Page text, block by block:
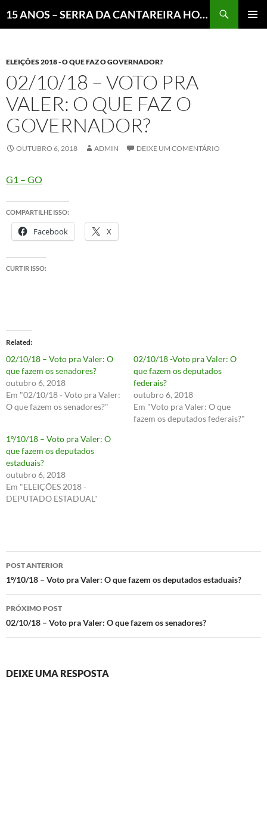
15 ANOS – SERRA DA CANTAREIRA HOJE E COTIDIANO DO BRASIL E DO MUNDO
ELEIÇÕES 2018 - O QUE FAZ O GOVERNADOR?
02/10/18 – VOTO PRA
VALER: O QUE FAZ O
GOVERNADOR?
OUTUBRO 6, 2018 ADMIN DEIXE UM COMENTÁRIO
G1 – GO
COMPARTILHE ISSO:
Facebook X
CURTIR ISSO:
Related
02/10/18 – Voto pra Valer: O
que fazem os senadores?
outubro 6, 2018
Em "02/10/18 - Voto pra Valer:
O que fazem os senadores?"
02/10/18 -Voto pra Valer: O
que fazem os deputados
federais?
outubro 6, 2018
Em "Voto pra Valer: O que
fazem os deputados federais?"
1º/10/18 – Voto pra Valer: O
que fazem os deputados
estaduais?
outubro 6, 2018
Em "ELEIÇÕES 2018 -
DEPUTADO ESTADUAL"
Navegação
de
posts
POST ANTERIOR
1º/10/18 – Voto pra Valer: O que fazem os deputados estaduais?
PRÓXIMO POST
02/10/18 – Voto pra Valer: O que fazem os senadores?
DEIXE UMA RESPOSTA